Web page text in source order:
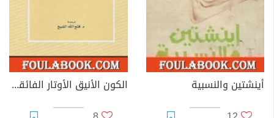
أينشتين والنسبية
الكون الأنيق الأوتار الفائقة والأبعاد الدفينة والبحث عن النظرية النهائية